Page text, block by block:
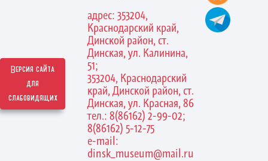
Версия сайта
для
слабовидящих
адрес: 353204,
Краснодарский край,
Динской район, ст.
Динская, ул. Калинина,
51;
353204, Краснодарский
край, Динской район, ст.
Динская, ул. Красная, 86
тел.: 8(86162) 2-99-02;
8(86162) 5-12-75
e-mail:
dinsk_museum@mail.ru